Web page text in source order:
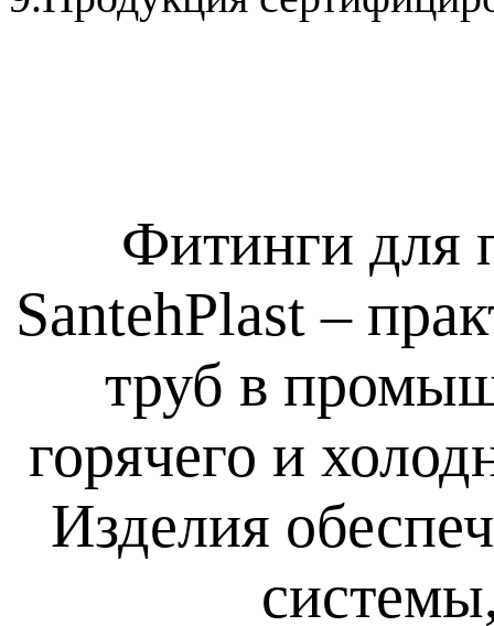
Фитинги для
SantehPlast –
труб в
горячего и
Изделия